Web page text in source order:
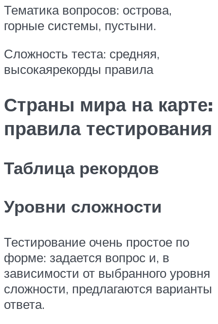
Тематика вопросов: острова,
горные системы, пустыни.
Сложность теста: средняя,
высокаярекорды правила
Страны мира на карте:
правила тестирования
Таблица рекордов
Уровни сложности
Тестирование очень простое по
форме: задается вопрос и, в
зависимости от выбранного уровня
сложности, предлагаются варианты
ответа.